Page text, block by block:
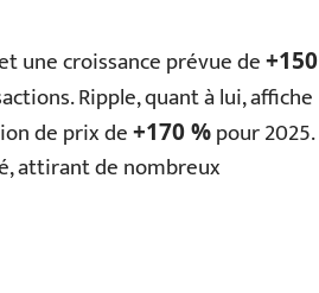
une croissance prévue de+150
Ripple, quant à lui, affiche
de prix de+170 %pour 2025.
attirant de nombreux